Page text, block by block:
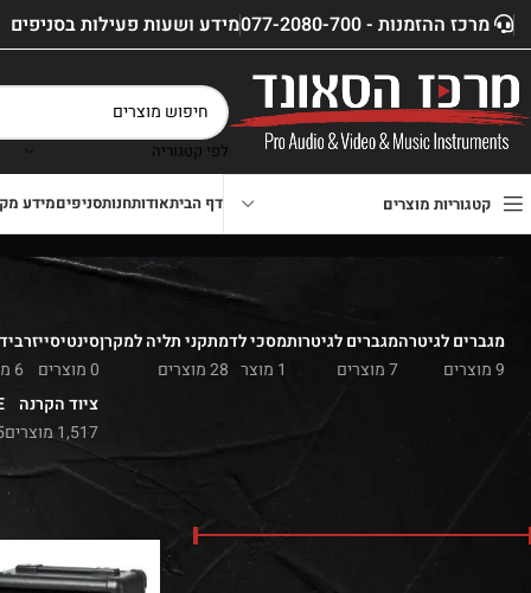
מרכז ההזמנות - 077-2080-700 מידע ושעות פעילות בסניפים
לפי קטגוריה
קטגוריות מוצרים דף הביתאודותחנותסניפיםמידע
מגברים לגיטרה
9 מוצרים
מגברים לגיטרות
7 מוצרים
מסכי לד
1 מוצר
מתקני תליה למקרן
28 מוצרים
סינטיסייזר
0 מוצרים
6 מוצרים
ציוד הקרנה
1,517 מוצרים
5